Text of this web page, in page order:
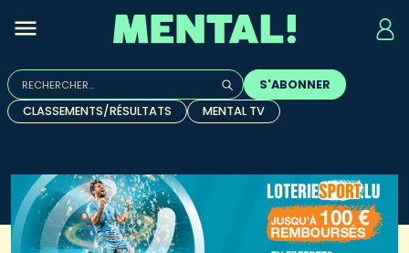
Rechercher :
Quand les résultats de l'auto-complétion sont
S'ABONNER
CLASSEMENTS/RÉSULTATS
MENTAL TV